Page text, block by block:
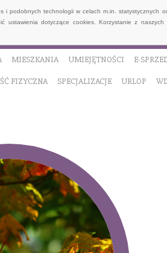
podobnych technologii w celach m.in. statystycznych
ustawienia dotyczące cookies. Korzystanie z
MIESZKANIA UMIEJĘTNOŚCI E-
FIZYCZNA SPECJALIZACJE URLOP